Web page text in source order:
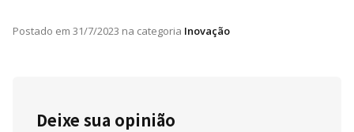
Postado em 31/7/2023 na categoria Inovação
Deixe sua opinião